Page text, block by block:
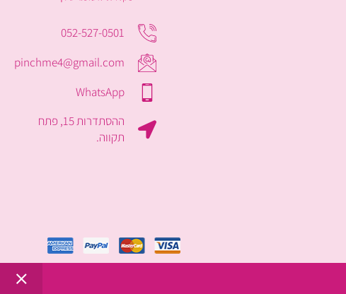
052-527-0501
pinchme4@gmail.com
WhatsApp
ההסתדרות 15, פתח
תקווה.